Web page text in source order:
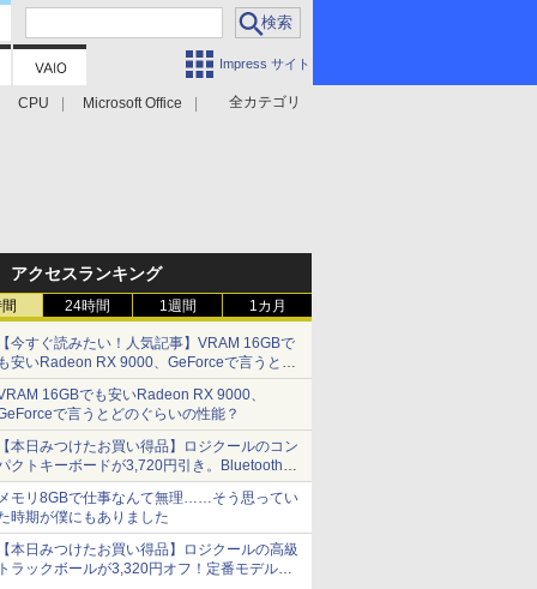
Impress サイト
全カテゴリ
CPU Microsoft Office
アクセスランキング
24時間 1週間 1カ月
今すぐ読みたい！人気記事】VRAM 16GBで
安いRadeon RX 9000、GeForceで言うとど
ぐらいの性能？ - PC Watch
16GBでも安いRadeon RX 9000、
で言うとどのぐらいの性能？
本日みつけたお買い得品】ロジクールのコン
クトキーボードが3,720円引き。Bluetoothで3
接続対応
モリ8GBで仕事なんて無理……そう思ってい
時期が僕にもありました
本日みつけたお買い得品】ロジクールの高級
ラックボールが3,320円オフ！定番モデルも